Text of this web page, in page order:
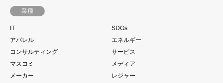
業種
IT
SDGs
アパレル
エネルギー
コンサルティング
サービス
マスコミ
メディア
メーカー
レジャー